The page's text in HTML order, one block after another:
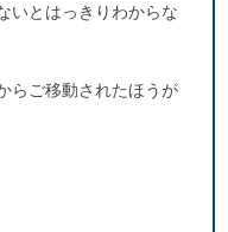
いとはっきりわからな
らご移動されたほうが